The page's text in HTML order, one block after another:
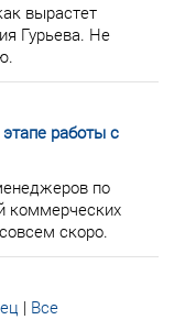
вырастет
Гурьева. Не
работы с
по
коммерческих
скоро.
| Все